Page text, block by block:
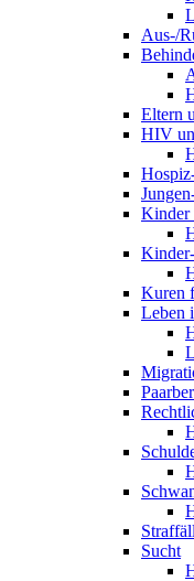
Aus-/
Eltern
HIV
Kinder
Kuren
Leben
Sucht